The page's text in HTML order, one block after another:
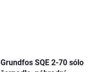
Grundfos SQE 2-70 sólo